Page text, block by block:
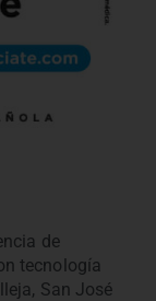
de
tecnología
San José